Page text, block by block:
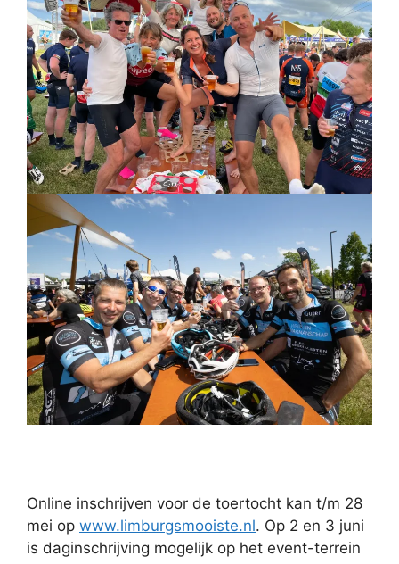
Online inschrijven voor de toertocht kan t/m 28
mei op www.limburgsmooiste.nl. Op 2 en 3 juni
is daginschrijving mogelijk op het event-terrein